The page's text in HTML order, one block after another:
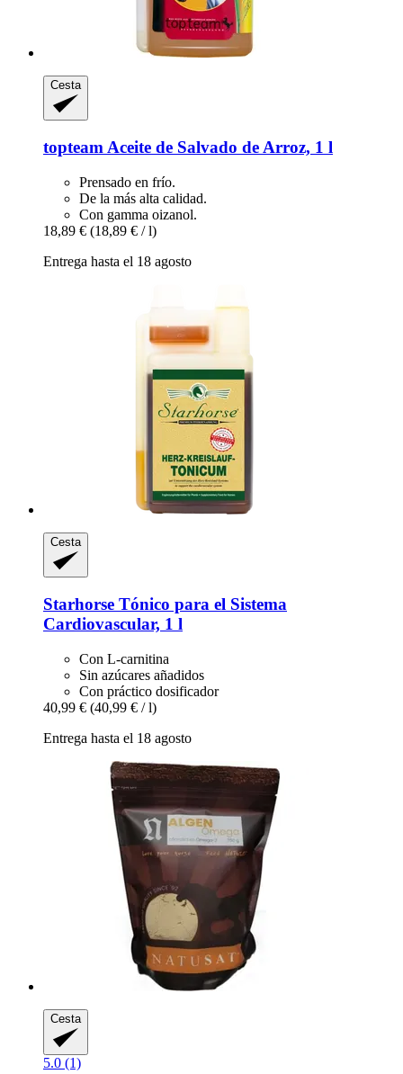
Cesta
topteam Aceite de Salvado de Arroz, 1 l
Prensado en frío.
De la más alta calidad.
Con gamma oizanol.
18,89 € (18,89 € / l)
Entrega hasta el 18 agosto
Cesta
Starhorse Tónico para el Sistema
Cardiovascular, 1 l
Con L-carnitina
Sin azúcares añadidos
Con práctico dosificador
40,99 € (40,99 € / l)
Entrega hasta el 18 agosto
Cesta
5.0 (1)